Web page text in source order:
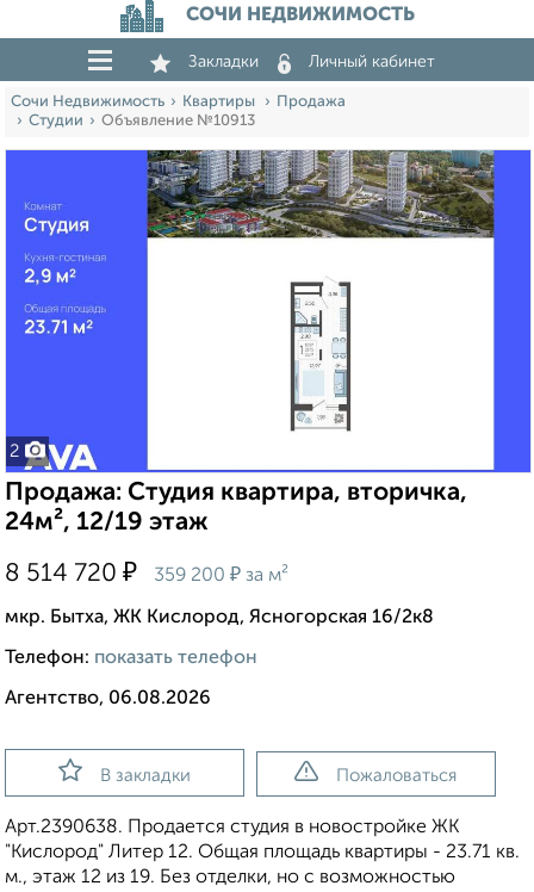
СОЧИ НЕДВИЖИМОСТЬ
Закладки Личный кабинет
Сочи Недвижимость Квартиры
Продажа
Студии
Объявление №10913
2
Продажа: Студия квартира, вторичка,
24м², 12/19 этаж
8 514 720 ₽ 359 200 ₽ за м²
мкр. Бытха, ЖК Кислород, Ясногорская 16/2к8
Телефон: показать телефон
Агентство, 06.08.2026
В закладки Пожаловаться
Apт.2390638. Продается студия в новостройке ЖК
"Кислород" Литер 12. Общая площадь квартиры - 23.71 кв.
м., этаж 12 из 19. Без отделки, но с возможностью